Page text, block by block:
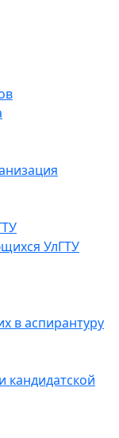
УлГТУ
в аспирантуру
кандидатской